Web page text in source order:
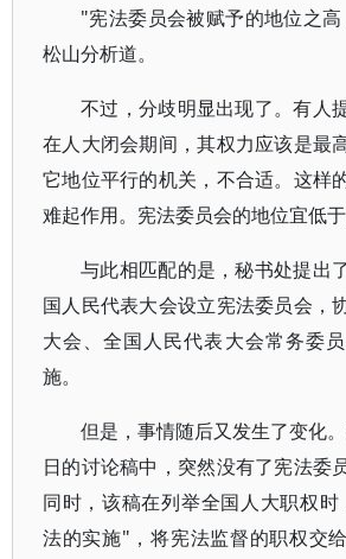
"宪法委员会被赋予的地位之
松山分析道。
不过，分歧明显出现了。有人
在人大闭会期间，其权力应该是最
它地位平行的机关，不合适。这样
难起作用。宪法委员会的地位宜低于
与此相匹配的是，秘书处提出
国人民代表大会设立宪法委员会，
大会、全国人民代表大会常务委
施。
但是，事情随后又发生了变化
日的讨论稿中，突然没有了宪法委
同时，该稿在列举全国人大职权
法的实施"，将宪法监督的职权交